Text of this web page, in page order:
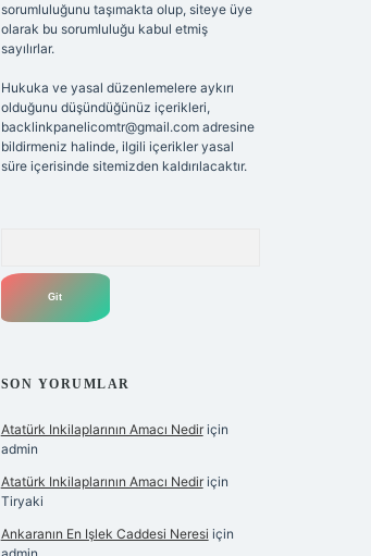
sorumluluğunu taşımakta olup, siteye üye
olarak bu sorumluluğu kabul etmiş
sayılırlar.
Hukuka ve yasal düzenlemelere aykırı
olduğunu düşündüğünüz içerikleri,
backlinkpanelicomtr@gmail.comadresine
bildirmeniz halinde, ilgili içerikler yasal
süre içerisinde sitemizden kaldırılacaktır.
SON YORUMLAR
Atatürk Inkilaplarının Amacı Nediriçin
admin
Atatürk Inkilaplarının Amacı Nediriçin
Tiryaki
Ankaranın En Işlek Caddesi Neresi için